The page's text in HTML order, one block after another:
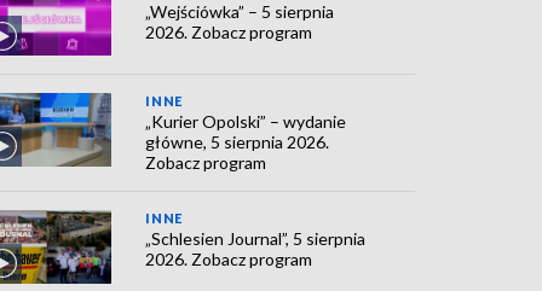
„Wejściówka” – 5 sierpnia
2026. Zobacz program
INNE
„Kurier Opolski” – wydanie
główne, 5 sierpnia 2026.
Zobacz program
INNE
„Schlesien Journal”, 5 sierpnia
2026. Zobacz program